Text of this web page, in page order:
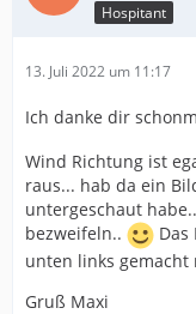
Hospitant
13. Juli 2022 um 11:17
Ich danke dir
Wind Richtung ist
raus... hab da ein
untergeschaut
bezweifeln..
unten links
Gruß Maxi